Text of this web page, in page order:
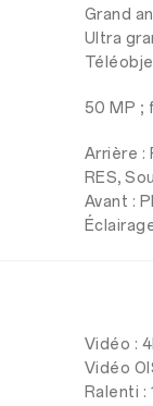
Grand
Ultra
50 MP ;
Arrière :
RES,
Avant :
Vidéo :
Vidéo
Ralenti